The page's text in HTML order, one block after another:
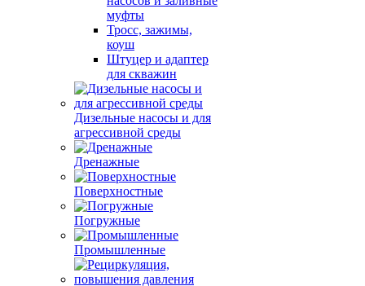
муфты
Тросс, зажимы,
коуш
Штуцер и адаптер
для скважин
Дизельные насосы и для
агрессивной среды
Дренажные
Поверхностные
Погружные
Промышленные